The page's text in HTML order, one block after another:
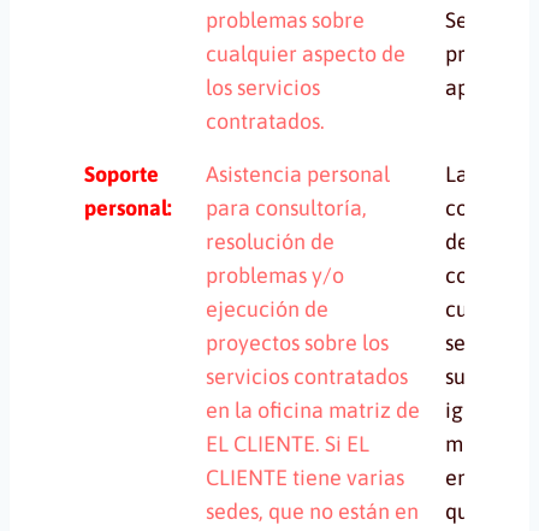
problemas sobre
cualquier aspecto de
los servicios
contratados.
Servicio
proyecto
aplica.
Soporte
personal:
Asistencia personal
para consultoría,
resolución de
problemas y/o
ejecución de
proyectos sobre los
servicios contratados
en la oficina matriz de
EL CLIENTE. Si EL
CLIENTE tiene varias
sedes, que no están en
Las horas
definen
cuando el
servicio
iguala
mensual,
en una
que no